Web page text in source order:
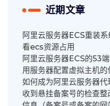
近期文章
阿里云服务器ECS重装
看ecs资源占用
阿里云服务器ECS的53
用服务器配置虚拟主机
如何成为阿里云服务器代
收到悬挂备案号的检查